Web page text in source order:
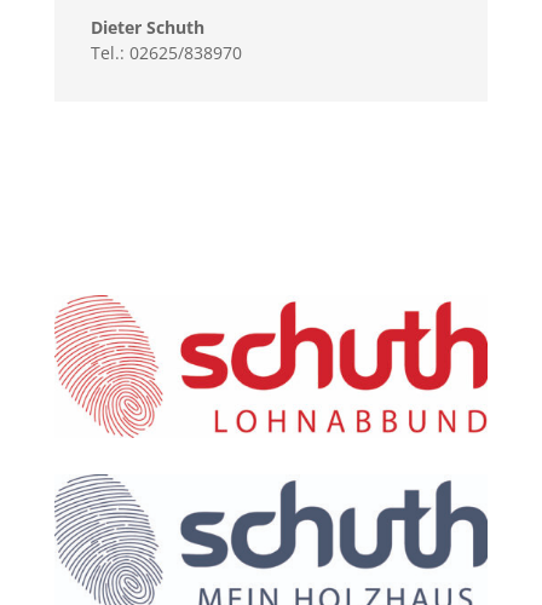
Dieter Schuth
Tel.: 02625/838970